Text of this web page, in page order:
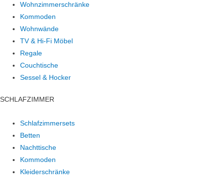
Wohnzimmerschränke
Kommoden
Wohnwände
TV & Hi-Fi Möbel
Regale
Couchtische
Sessel & Hocker
SCHLAFZIMMER
Schlafzimmersets
Betten
Nachttische
Kommoden
Kleiderschränke